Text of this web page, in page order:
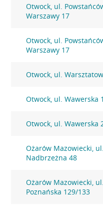
Otwock, ul.
Warszawy 17
Otwock, ul.
Warszawy 17
Otwock, ul.
Otwock, ul. Wawerska 1
Otwock, ul. Wawerska
Ożarów Mazowiecki, ul.
Nadbrzeżna 48
Ożarów Mazowiecki, ul.
Poznańska 129/133